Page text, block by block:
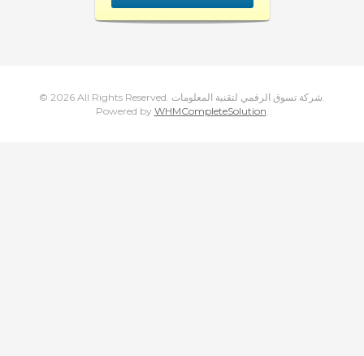
© 2026 All Rights Reserved. شركة تسوق الرقمي لتقنية المعلومات.
Powered by WHMCompleteSolution.